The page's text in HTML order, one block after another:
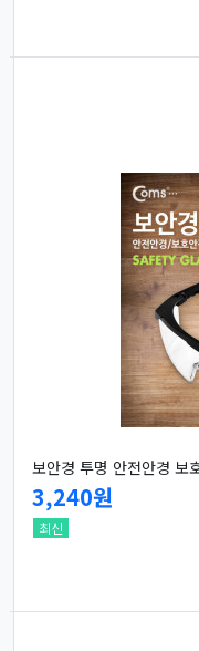
보안경 투명 안전안경 보
3,240원
최신